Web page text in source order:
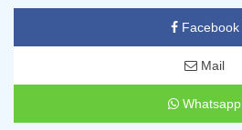
Facebook
Mail
Whatsapp